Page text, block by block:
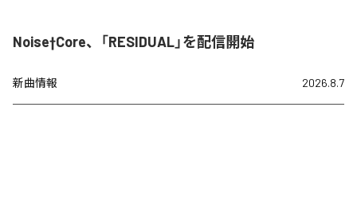
Noise†Core、「RESIDUAL」を配信開始
新曲情報 2026.8.7